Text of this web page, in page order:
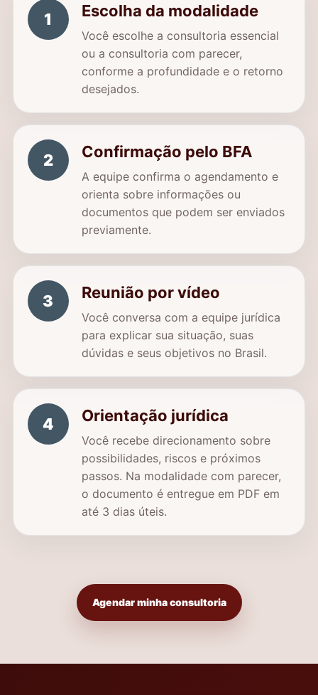
1 Escolha da modalidade
Você escolhe a consultoria essencial
ou a consultoria com parecer,
conforme a profundidade e o retorno
desejados.
2 Confirmação pelo BFA
A equipe confirma o agendamento e
orienta sobre informações ou
documentos que podem ser enviados
previamente.
3 Reunião por vídeo
Você conversa com a equipe jurídica
para explicar sua situação, suas
dúvidas e seus objetivos no Brasil.
4 Orientação jurídica
Você recebe direcionamento sobre
possibilidades, riscos e próximos
passos. Na modalidade com parecer,
o documento é entregue em PDF em
até 3 dias úteis.
Agendar minha consultoria